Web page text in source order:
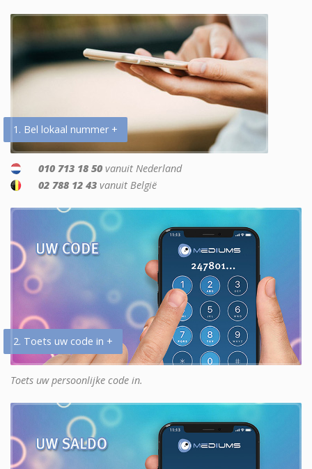
1. Bel lokaal nummer +
010 713 18 50 vanuit Nederland
02 788 12 43 vanuit België
2. Toets uw code in +
Toets uw persoonlijke code in.